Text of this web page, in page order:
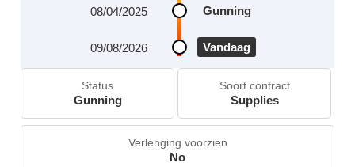
Gunning
08/04/2025
Vandaag
09/08/2026
Status
Gunning
Soort contract
Supplies
Verlenging voorzien
No